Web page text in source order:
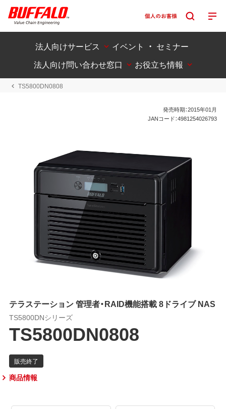
法人向けサービス
イベント ・ セミナー
法人向け問い合わせ窓口
お役立ち情報
TS5800DN0808
発売時期：2015年01月
JANコード：4981254026793
テラステーション 管理者・RAID機能搭載 8ドライブ NAS
TS5800DNシリーズ
TS5800DN0808
商品情報